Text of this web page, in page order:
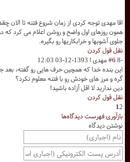
اقا مهدی توجه کردی از زمان شروع فتنه تا
همون روزهای اول واضح و روشن اعلام می کرد که
جلوی آشوبها و خرابکاریها رو بگیره.
نقل قول کردن
-8
#6مهدی ا 1393-12-03 12:03
این بنده خدا که همچین حرف هایی رو گفته، بعد
گره و مرز های خودش رو با فتنه معلوم نکرد؟
دین ندارید لا اقل آزاده باشید!
نقل قول کردن
12
بازآوری فهرست دیدگاه‌ها
نوشتن دیدگاه